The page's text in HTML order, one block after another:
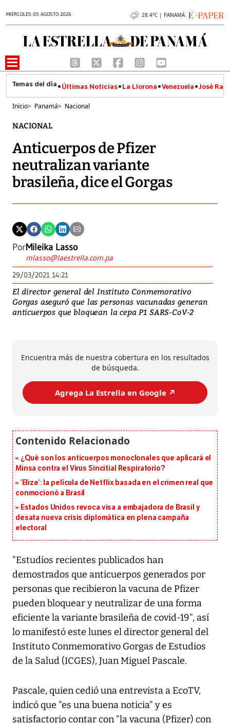
MIÉRCOLES 05 AGOSTO 2026 28.4°C | PANAMÁ
Últimas Noticias La Llorona Venezuela José
Inicio> Panamá> Nacional
NACIONAL
Anticuerpos de Pfizer
neutralizan variante
brasileña, dice el Gorgas
PorMileika Lasso
mlasso@laestrella.com.pa
29/03/2021 14:21
El director general del Instituto Conmemorativo
Gorgas aseguró que las personas vacunadas generan
anticuerpos que bloquean la cepa P1 SARS-CoV-2
Encuentra más de nuestra cobertura en los resultados
de búsqueda.
Agrega La Estrella en Google ↗️
¿Qué son los anticuerpos monoclonales que aplicará el
Minsa contra el Virus Sincitial Respiratorio?
‘Elize’: la película de Netflix basada en el crimen real que
conmocionó a Brasil
Estados Unidos revoca visa a embajadora de Brasil y
desata nueva crisis diplomática en plena campaña
electoral
"Estudios recientes publicados han
demostrados que anticuerpos generados por
personas que recibieron la vacuna de Pfizer
pueden bloquear y neutralizar de una forma
eficiente la variante brasileña de covid-19", así
lo manifestó este lunes el director general del
Instituto Conmemorativo Gorgas de Estudios
de la Salud (ICGES), Juan Miguel Pascale.
Pascale, quien cedió una entrevista a EcoTV,
indicó que "es una buena noticia" y es
satisfactorio contar con "la vacuna (Pfizer) con